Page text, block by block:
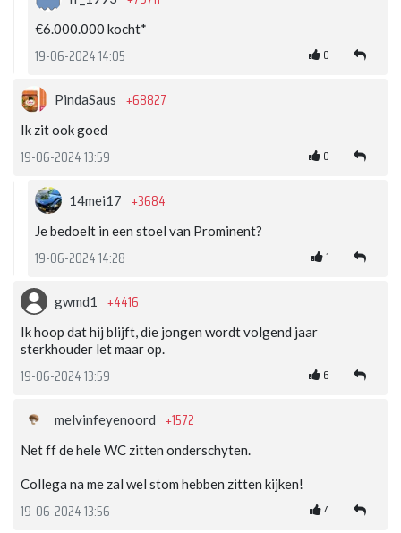
€6.000.000 kocht*
19-06-2024 14:05 0
PindaSaus +68827
Ik zit ook goed
19-06-2024 13:59 0
14mei17 +3684
Je bedoelt in een stoel van Prominent?
19-06-2024 14:28 1
gwmd1 +4416
Ik hoop dat hij blijft, die jongen wordt volgend jaar
sterkhouder let maar op.
19-06-2024 13:59 6
melvinfeyenoord +1572
Net ff de hele WC zitten onderschyten.
Collega na me zal wel stom hebben zitten kijken!
19-06-2024 13:56 4